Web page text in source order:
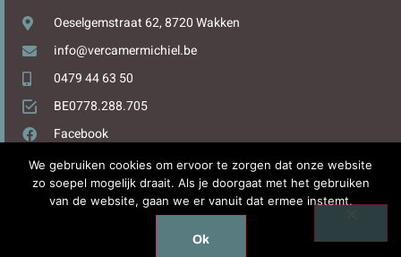
Oeselgemstraat 62, 8720 Wakken
info@vercamermichiel.be
0479 44 63 50
BE0778.288.705
Facebook
Design byWPDesign.be
Copyright © 2025. All rights reserved.
We gebruiken cookies om ervoor te zorgen dat onze website
zo soepel mogelijk draait. Als je doorgaat met het gebruiken
van de website, gaan we er vanuit dat ermee instemt.
Ok